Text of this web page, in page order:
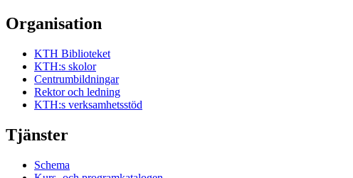
Organisation
KTH Biblioteket
KTH:s skolor
Centrumbildningar
Rektor och ledning
KTH:s verksamhetsstöd
Tjänster
Schema